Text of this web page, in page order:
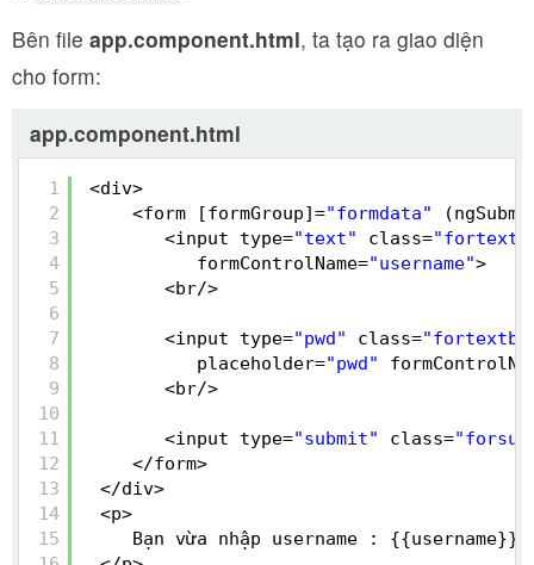
Bên file app.component.html, ta tạo ra giao diện
cho form:
app.component.html
1
2
3
4
5
6
7
8
9
10
11
12
13
14
15
<div>
<form [formGroup]="formdata"
<input type="text" class=
formControlName="username">
<br/>
<input type="pwd" class=
placeholder="pwd"
<br/>
<input type="submit" class=
</form>
</div>
<p>
Bạn vừa nhập username : {{username}}